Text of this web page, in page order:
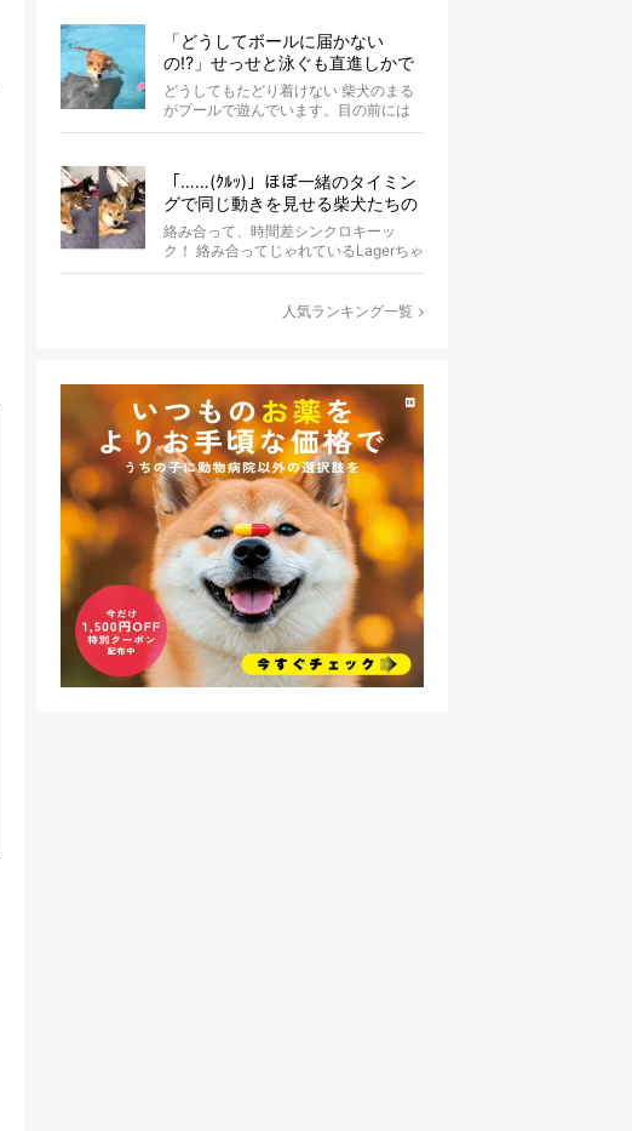
「どうしてボールに届かない
の!?」せっせと泳ぐも直進しかで
きない柴犬が可愛い【動画】
どうしてもたどり着けない 柴犬のまる
がプールで遊んでいます。目の前には
大好きなボールが。 まるは...
「……(ｸﾙｯ)」ほぼ一緒のタイミン
グで同じ動きを見せる柴犬たちの
シンクロっぷりがなんだかスゴイ
絡み合って、時間差シンクロキーッ
ク！ 絡み合ってじゃれているLagerちゃ
んとaleちゃん。いったいどんな体勢...
人気ランキング一覧